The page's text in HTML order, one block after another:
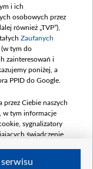
i ich
osobowych przez
również „TVP”),
Zaufanych
(w tym do
zainteresowań i
poniżej, a
PPID do Google.
przez Ciebie naszych
w tym informacje
sygnalizatory
świadczenie